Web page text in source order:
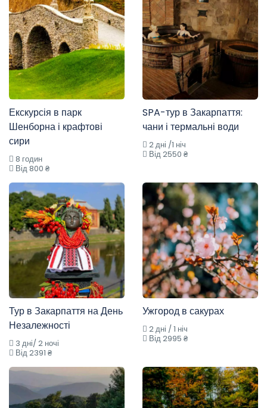
Екскурсія в парк
Шенборна і крафтові
сири
8 годин
Від 800 ₴
SPA-тур в Закарпаття:
чани і термальні води
2 дні /1 ніч
Від 2550 ₴
Тур в Закарпаття на День
Незалежності
3 дні/ 2 ночі
Від 2391 ₴
Ужгород в сакурах
2 дні / 1 ніч
Від 2995 ₴